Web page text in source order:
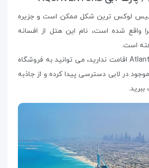
لوکس ترین شکل ممکن است و جزیره
واقع شده است، نام این هتل از افسانه
است.
حتی اگر در هتل Atlantis اقامت ندارید، می توانید به فروشگاه
در لابی دسترسی پیدا کرده و از جاذبه